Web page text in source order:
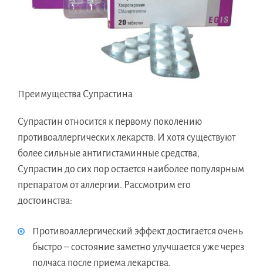
Преимущества Супрастина
Супрастин относится к первому поколению
противоаллергических лекарств. И хотя существуют
более сильные антигистаминные средства,
Супрастин до сих пор остается наиболее популярным
препаратом от аллергии. Рассмотрим его
достоинства:
Противоаллергический эффект достигается очень
быстро – состояние заметно улучшается уже через
полчаса после приема лекарства.